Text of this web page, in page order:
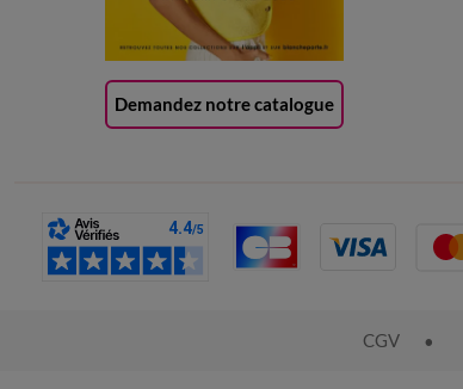
Demandez notre catalogue
CGV